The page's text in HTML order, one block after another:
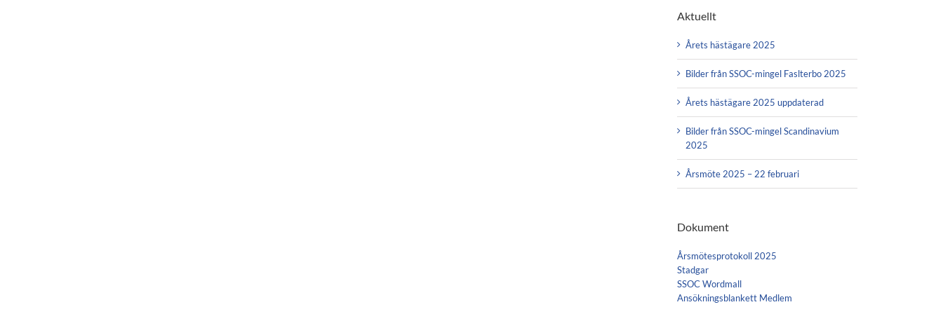
Aktuellt
Årets hästägare 2025
Bilder från SSOC-mingel Faslterbo 2025
Årets hästägare 2025 uppdaterad
Bilder från SSOC-mingel Scandinavium
2025
Årsmöte 2025 – 22 februari
Dokument
Årsmötesprotokoll 2025
Stadgar
SSOC Wordmall
Ansökningsblankett Medlem